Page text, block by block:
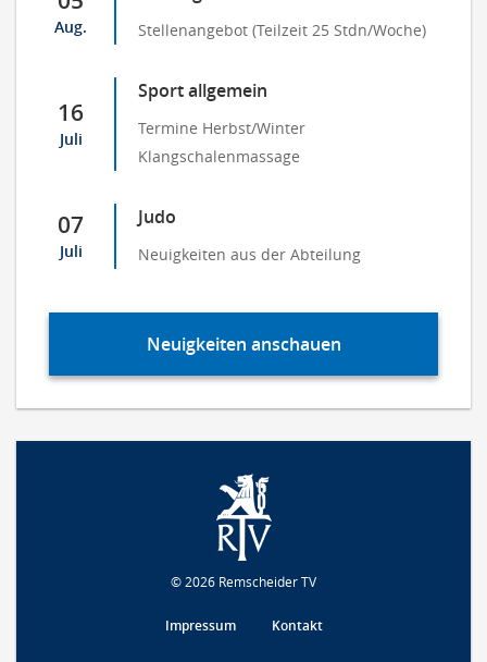
Aug. Stellenangebot (Teilzeit 25 Stdn/Woche)
16
Juli
Sport allgemein
Termine Herbst/Winter
Klangschalenmassage
07
Juli
Judo
Neuigkeiten aus der Abteilung
Neuigkeiten anschauen
© 2026 Remscheider TV
Impressum Kontakt